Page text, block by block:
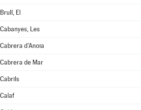
Brull, El
Cabanyes, Les
Cabrera d'Anoia
Cabrera de Mar
Cabrils
Calaf